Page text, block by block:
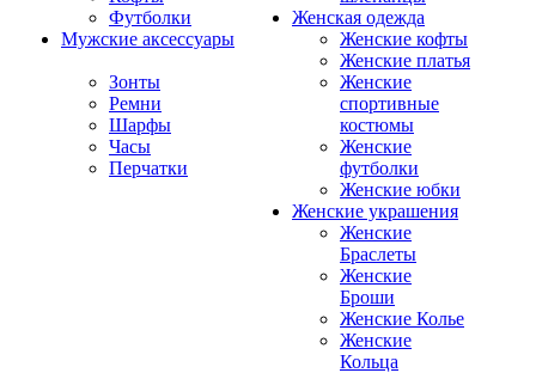
Футболки
Мужские аксессуары
Зонты
Ремни
Шарфы
Часы
Перчатки
Женская одежда
Женские кофты
Женские платья
Женские
спортивные
костюмы
Женские
футболки
Женские юбки
Женские украшения
Женские
Браслеты
Женские
Броши
Женские Колье
Женские
Кольца